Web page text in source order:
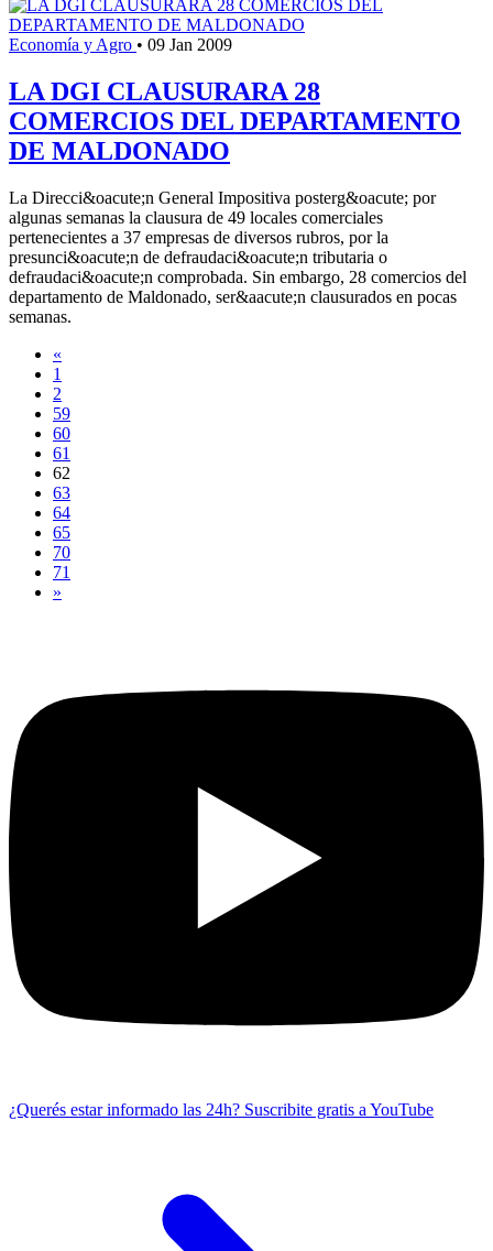
Economía y Agro • 09 Jan 2009
LA DGI CLAUSURARA 28
COMERCIOS DEL DEPARTAMENTO
DE MALDONADO
La Direcci&oacute;n General Impositiva posterg&oacute; por
algunas semanas la clausura de 49 locales comerciales
pertenecientes a 37 empresas de diversos rubros, por la
presunci&oacute;n de defraudaci&oacute;n tributaria o
defraudaci&oacute;n comprobada. Sin embargo, 28 comercios del
departamento de Maldonado, ser&aacute;n clausurados en pocas
semanas.
«
1
2
59
60
61
62
63
64
65
70
71
»
¿Querés estar informado las 24h? Suscribite gratis a YouTube